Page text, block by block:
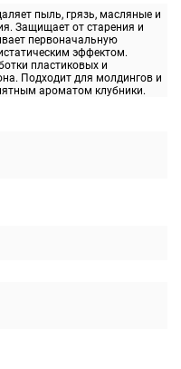
пыль, грязь, масляные и
Защищает от старения и
первоначальную
эффектом.
пластиковых и
Подходит для молдингов и
ароматом клубники.